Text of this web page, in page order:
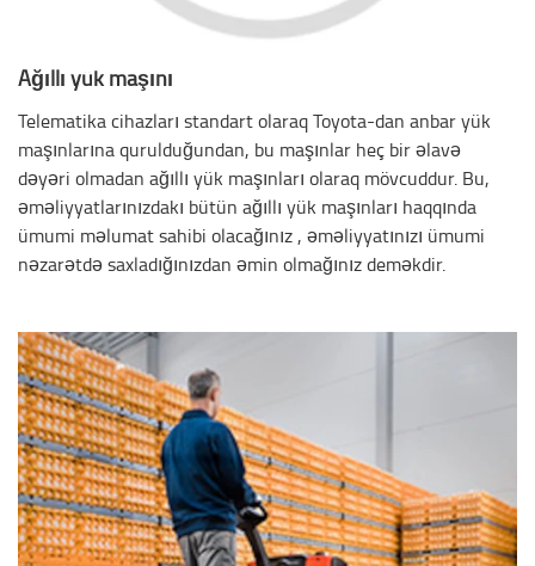
Ağıllı yük maşını
Telematika cihazları standart olaraq Toyota-dan anbar yük
maşınlarına qurulduğundan, bu maşınlar heç bir əlavə
dəyəri olmadan ağıllı yük maşınları olaraq mövcuddur. Bu,
əməliyyatlarınızdakı bütün ağıllı yük maşınları haqqında
ümumi məlumat sahibi olacağınız , əməliyyatınızı ümumi
nəzarətdə saxladığınızdan əmin olmağınız deməkdir.